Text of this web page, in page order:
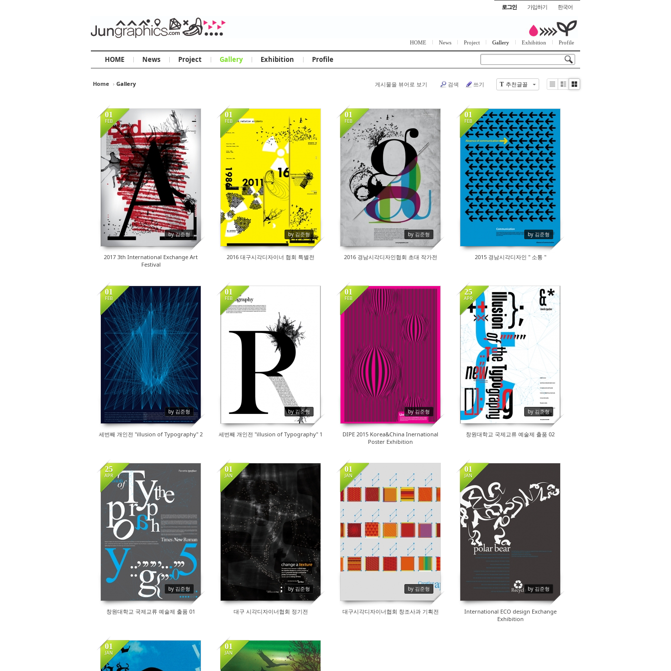
로그인 가입하기 한국어
HOME News Project Gallery Exhibition Profile
HOME News Project Gallery Exhibition Profile
Home › Gallery T 추천글꼴
게시물을 뷰어로 보기 검색 쓰기
Li
Zi
G
01
FEB
by 김준형
15106
2017 3th International Exchange Art
Festival
01
FEB
by 김준형
14577
2016 대구시각디자이너 협회 특별전
01
FEB
by 김준형
17815
2016 경남시각디자인협회 초대 작가전
01
FEB
by 김준형
208128
2015 경남시각디자인 " 소통 "
01
FEB
by 김준형
16103
세번째 개인전 "illusion of Typography" 2
01
FEB
by 김준형
16226
세번째 개인전 "illusion of Typography" 1
01
FEB
by 김준형
14552
DIPE 2015 Korea&China Inernational
Poster Exhibition
25
APR
by 김준형
17905
창원대학교 국제교류 예술제 출품 02
25
APR
by 김준형
17696
창원대학교 국제교류 예술제 출품 01
01
JAN
by 김준형
21250
대구 시각디자이너협회 정기전
01
JAN
by 김준형
20332
대구시각디자이너협회 창조사과 기획전
01
JAN
by 김준형
17894
International ECO design Exchange
Exhibition
01
JAN
18670
01
JAN
17864
Sketchbook5, 스케치북5
Sketchbook5, 스케치북5
Sketchbook5, 스케치북5
Sketchbook5, 스케치북5